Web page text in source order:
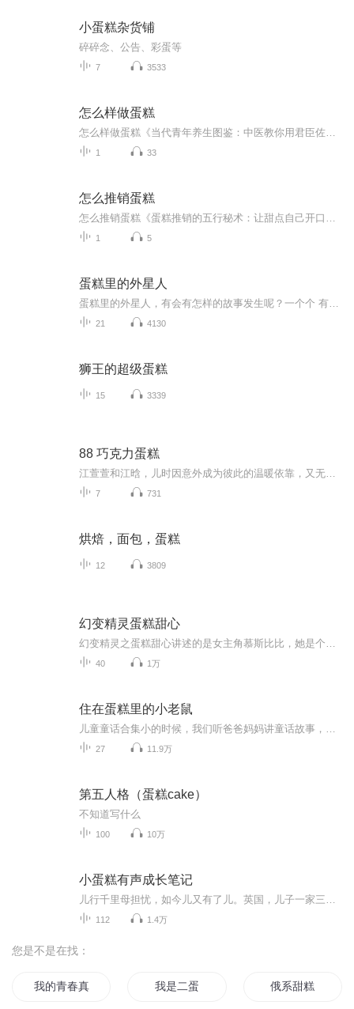
小蛋糕杂货铺
碎碎念、公告、彩蛋等
7 3533
怎么样做蛋糕
1 33
怎么推销蛋糕
1 5
蛋糕里的外星人
21 4130
狮王的超级蛋糕
15 3339
88 巧克力蛋糕
7 731
烘焙，面包，蛋糕
12 3809
幻变精灵蛋糕甜心
40 1万
住在蛋糕里的小老鼠
27 11.9万
第五人格（蛋糕cake）
不知道写什么
100 10万
小蛋糕有声成长笔记
112 1.4万
您是不是在找：
我的青春真糟糕 我是二蛋 俄系甜糕